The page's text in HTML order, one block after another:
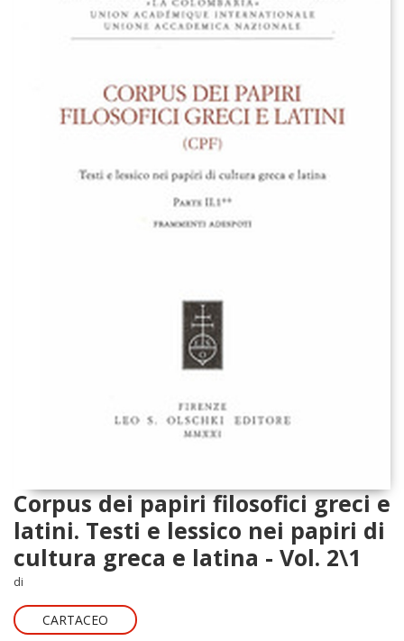
Corpus dei papiri filosofici greci e
latini. Testi e lessico nei papiri di
cultura greca e latina - Vol. 2\1
di
CARTACEO